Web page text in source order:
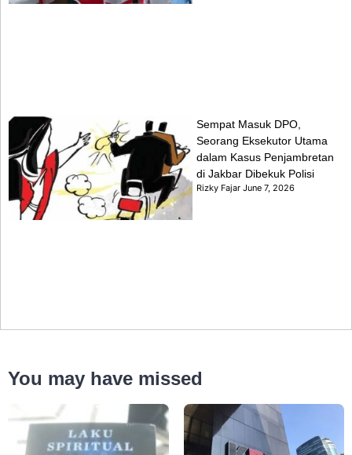
Sempat Masuk DPO,
Seorang Eksekutor Utama
dalam Kasus Penjambretan
di Jakbar Dibekuk Polisi
Rizky FajarJune 7, 2026
You may have missed